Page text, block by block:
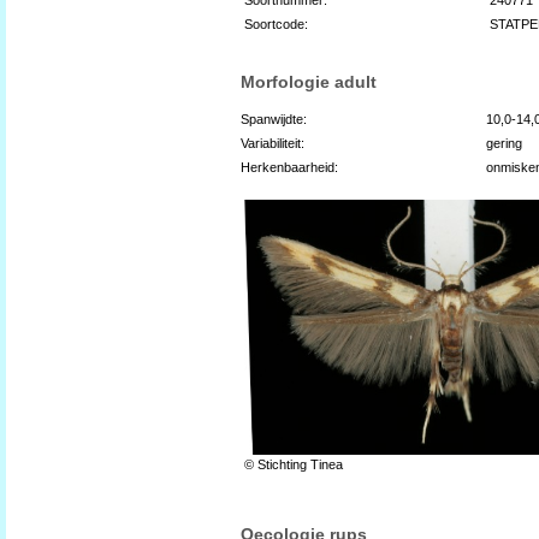
Soortcode:
Morfologie adult
Spanwijdte:
10,0-
Variabiliteit:
gering
Herkenbaarheid:
© Stichting Tinea
Oecologie rups